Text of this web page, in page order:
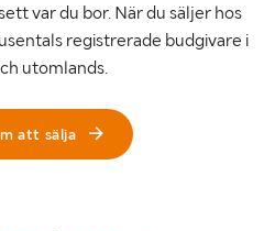
var du bor. När du säljer hos
registrerade budgivare i
utomlands.
att sälja